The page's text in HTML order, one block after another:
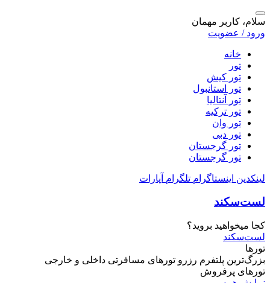
سلام، کاربر مهمان
ورود / عضویت
خانه
تور
تور کیش
تور استانبول
تور آنتالیا
تور ترکیه
تور وان
تور دبی
تور گرجستان
تور گرجستان
لینکدین اینستاگرام تلگرام آپارات
لست‌سکند
کجا میخواهید بروید؟
لست‌سکند
تورها
بزرگ‌ترین پلتفرم رزرو تورهای مسافرتی داخلی و خارجی
تورهای پرفروش